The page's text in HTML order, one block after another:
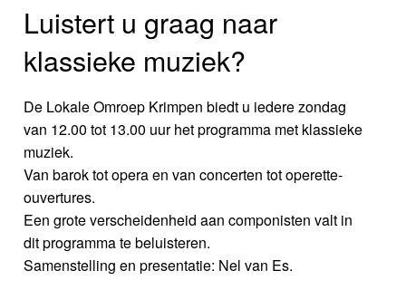
Luistert u graag naar
klassieke muziek?
De Lokale Omroep Krimpen biedt u iedere zondag
van 12.00 tot 13.00 uur het programma met klassieke
muziek.
Van barok tot opera en van concerten tot operette-
ouvertures.
Een grote verscheidenheid aan componisten valt in
dit programma te beluisteren.
Samenstelling en presentatie: Nel van Es.